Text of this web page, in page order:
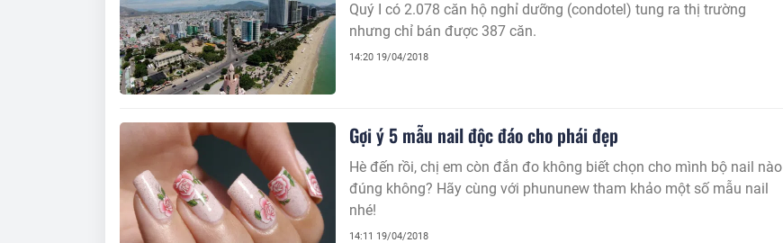
Quý I có 2.078 căn hộ nghỉ dưỡng (condotel) tung ra thị trường
nhưng chỉ bán được 387 căn.
14:20 19/04/2018
Gợi ý 5 mẫu nail độc đáo cho phái đẹp
Hè đến rồi, chị em còn đắn đo không biết chọn cho mình bộ nail nào
đúng không? Hãy cùng với phununew tham khảo một số mẫu nail
nhé!
14:11 19/04/2018